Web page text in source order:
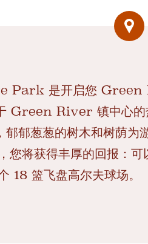
是开启您 Green
Green River 镇中心的
郁葱葱的树木和树荫为
您将获得丰厚的回报：
18 篮飞盘高尔夫球场。